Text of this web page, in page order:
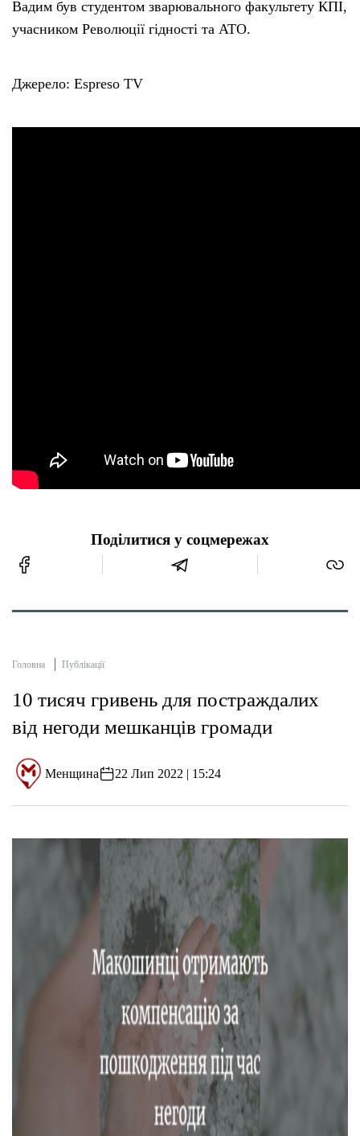
Вадим був студентом зварювального факультету КПІ,
учасником Революції гідності та АТО.
Джерело: Espreso TV
Поділитися у соцмережах
Головна Публікації
10 тисяч гривень для постраждалих
від негоди мешканців громади
Менщина 22 Лип 2022 | 15:24